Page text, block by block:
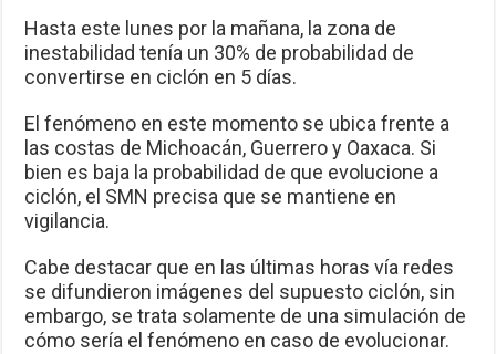
Hasta este lunes por la mañana, la zona de
inestabilidad tenía un 30% de probabilidad de
convertirse en ciclón en 5 días.
El fenómeno en este momento se ubica frente a
las costas de Michoacán, Guerrero y Oaxaca. Si
bien es baja la probabilidad de que evolucione a
ciclón, el SMN precisa que se mantiene en
vigilancia.
Cabe destacar que en las últimas horas vía redes
se difundieron imágenes del supuesto ciclón, sin
embargo, se trata solamente de una simulación de
cómo sería el fenómeno en caso de evolucionar.